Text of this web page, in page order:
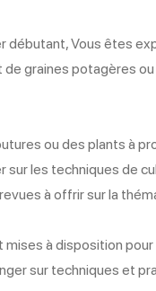
débutant, Vous êtes
graines potagères
ou des plants à
sur les techniques de
à offrir sur la
à disposition
sur techniques et